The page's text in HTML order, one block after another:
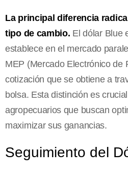
La principal diferencia
tipo de cambio. El dólar Blue
establece en el mercado
MEP (Mercado Electrónico de
cotización que se obtiene a
bolsa. Esta distinción es
agropecuarios que buscan
maximizar sus ganancias.
Seguimiento del